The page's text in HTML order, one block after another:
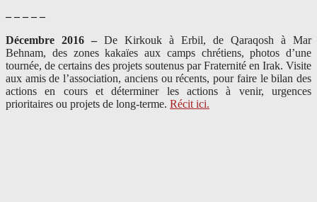
– – – – –
Décembre 2016 – De Kirkouk à Erbil, de Qaraqosh à Mar
Behnam, des zones kakaïes aux camps chrétiens, photos d’une
tournée, de certains des projets soutenus par Fraternité en Irak. Visite
aux amis de l’association, anciens ou récents, pour faire le bilan des
actions en cours et déterminer les actions à venir, urgences
prioritaires ou projets de long-terme. Récit ici.